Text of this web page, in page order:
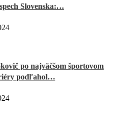
Slovenska:…
po najväčšom športovom
podľahol…